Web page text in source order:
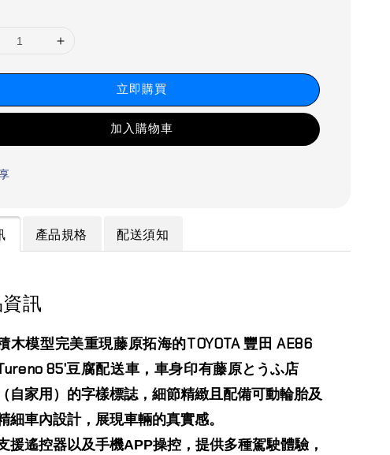
立即購買
加入購物車
產品規格 配送須知
訊
木模型完美重現藤原拓海的TOYOTA 豐田 AE86
85'豆腐配送車，車身印有藤原とうふ店
（自家用）的字樣標誌，細節精緻且配備可動輪胎及
細車內設計，展現車輛的真實感。
援遙控器以及手機APP操控，提供多種駕駛體驗，